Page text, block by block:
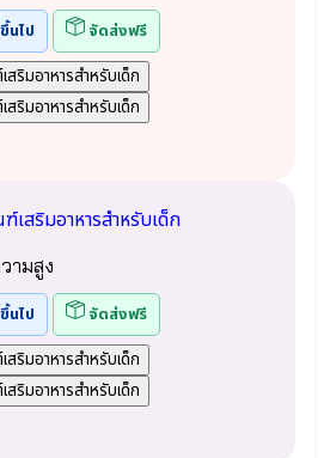
นไป จัดส่งฟรี
ามสูง
นไป จัดส่งฟรี